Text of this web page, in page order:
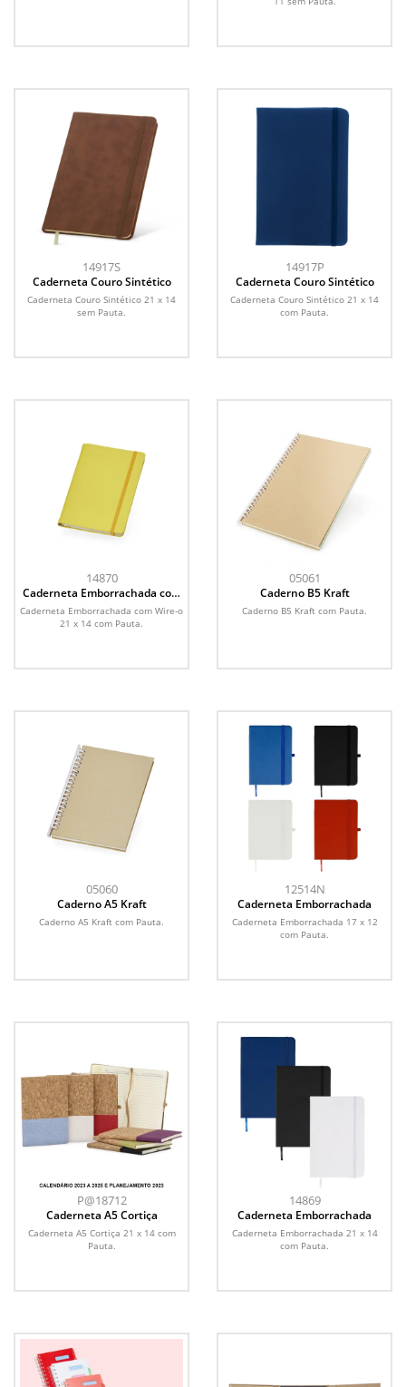
14917S
Caderneta Couro Sintético
Caderneta Couro Sintético 21 x 14
sem Pauta.
14917P
Caderneta Couro Sintético
Caderneta Couro Sintético 21 x 14
com Pauta.
14870
Caderneta Emborrachada com
Wire-o
Caderneta Emborrachada com Wire-o
21 x 14 com Pauta.
05061
Caderno B5 Kraft
Caderno B5 Kraft com Pauta.
05060
Caderno A5 Kraft
Caderno A5 Kraft com Pauta.
12514N
Caderneta Emborrachada
Caderneta Emborrachada 17 x 12
com Pauta.
P@18712
Caderneta A5 Cortiça
Caderneta A5 Cortiça 21 x 14 com
Pauta.
14869
Caderneta Emborrachada
Caderneta Emborrachada 21 x 14
com Pauta.